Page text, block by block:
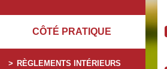
CÔTÉ PRATIQUE
RÈGLEMENTS INTÉRIEURS